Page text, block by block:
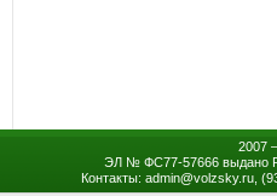
2007
ЭЛ № ФС77-57666 выдано
Контакты: admin@volzsky.ru,